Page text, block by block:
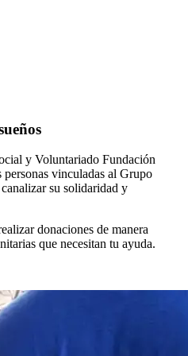
y Voluntariado Fundación
personas vinculadas al Grupo
su solidaridad y
donaciones de manera
que necesitan tu ayuda.